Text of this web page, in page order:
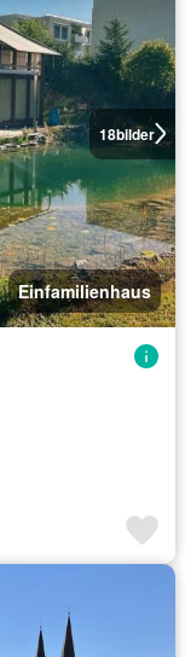
18bilder
Einfamilienhaus